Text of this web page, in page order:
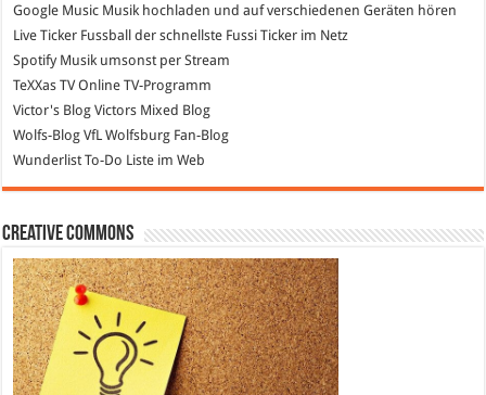
Google Music Musik hochladen und auf verschiedenen Geräten hören
Live Ticker Fussball der schnellste Fussi Ticker im Netz
SpotifyMusik umsonst per Stream
TeXXas TVOnline TV-Programm
Victor's Blog Victors Mixed Blog
Wolfs-Blog VfL Wolfsburg Fan-Blog
Wunderlist To-Do Liste im Web
Creative Commons